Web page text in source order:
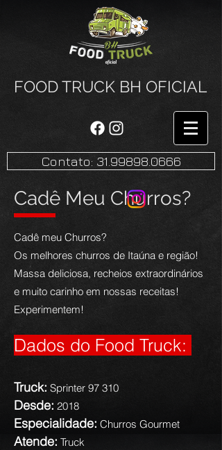
FOOD TRUCK BH OFICIAL
Contato: 31.99898.0666
Cadê Meu Churros?
Cadê meu Churros?
Os melhores churros de Itaúna e região!
Massa deliciosa, recheios extraordinários
e muito carinho em nossas receitas!
Experimentem!
Dados do Food Truck:
Truck: Sprinter 97 310
Desde: 2018
Especialidade: Churros Gourmet
Atende: Truck